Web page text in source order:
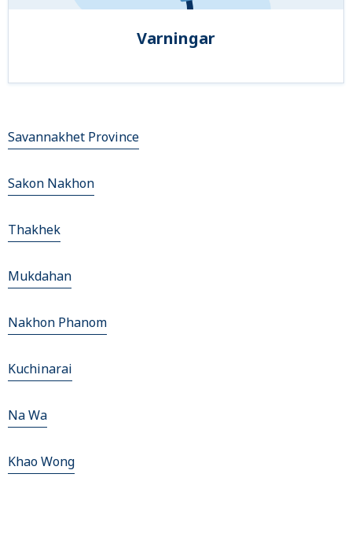
Varningar
Savannakhet Province
Sakon Nakhon
Thakhek
Mukdahan
Nakhon Phanom
Kuchinarai
Na Wa
Khao Wong